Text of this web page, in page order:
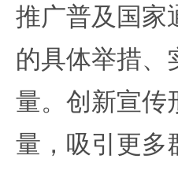
推广普及国家
的具体举措、
量。创新宣传
量，吸引更多